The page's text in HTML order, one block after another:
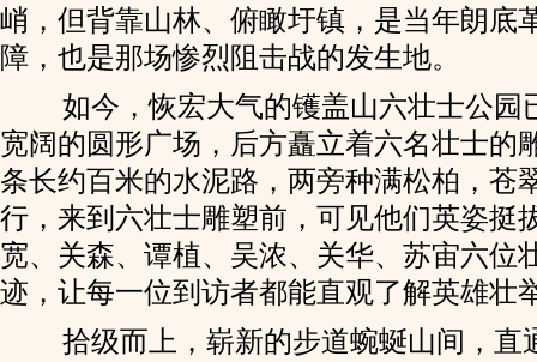
峭，但背靠山林、俯瞰圩镇，是当年朗底
障，也是那场惨烈阻击战的发生地。
如今，恢宏大气的镬盖山六壮士公园
宽阔的圆形广场，后方矗立着六名壮士的
条长约百米的水泥路，两旁种满松柏，苍
行，来到六壮士雕塑前，可见他们英姿挺
宽、关森、谭植、吴浓、关华、苏宙六位
迹，让每一位到访者都能直观了解英雄壮
拾级而上，崭新的步道蜿蜒山间，直